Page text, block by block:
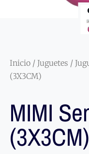
Inicio / Juguetes /
(3X3CM)
MIMI
(3X3CM)